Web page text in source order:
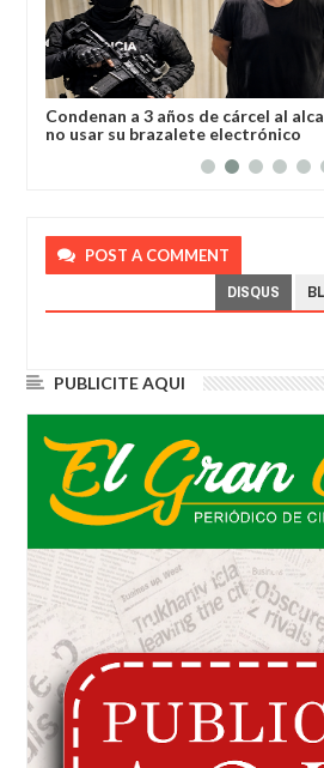
Condenan a 3 años de cárcel al
no usar su brazalete electrónico
POST A COMMENT
DISQUS
PUBLICITE AQUI